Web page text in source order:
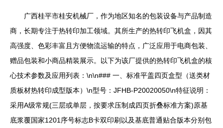
广西桂平市桂安机械厂，作为地区知名的包装设备与产品制造
商，长期专注于热转印加工领域。其所生产的热转印飞机盒，因其
高强度、色彩丰富且方便物流运输的特点，广泛应用于电商包装、
赠品包装和小商品精装展示。以下为该厂提供的热转印飞机盒的核
心技术参数及应用列表：\n\n### 一、标准平盖四页盒型（送类材
质板材热转印成型版本）\n型号：JFHB-P20020050\n特征说明：
采用A级常规(三层或单层，按要求压制成四页折叠标准方案)原基
底浆覆国家1201序号标志B卡双印刷以及基底普通贴合版本分别包